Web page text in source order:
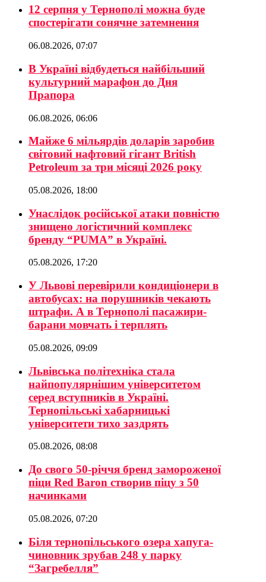
12 серпня у Тернополі можна буде
спостерігати сонячне затемнення
06.08.2026, 07:07
В Україні відбудеться найбільший
культурний марафон до Дня
Прапора
06.08.2026, 06:06
Майже 6 мільярдів доларів заробив
світовий нафтовий гігант British
Petroleum за три місяці 2026 року
05.08.2026, 18:00
Унаслідок російської атаки повністю
знищено логістичний комплекс
бренду “PUMA” в Україні.
05.08.2026, 17:20
У Львові перевірили кондиціонери в
автобусах: на порушників чекають
штрафи. А в Тернополі пасажири-
барани мовчать і терплять
05.08.2026, 09:09
Львівська політехніка стала
найпопулярнішим університетом
серед вступників в Україні.
Тернопільські хабарницькі
університети тихо заздрять
05.08.2026, 08:08
До свого 50-річчя бренд замороженої
піци Red Baron створив піцу з 50
начинками
05.08.2026, 07:20
Біля тернопільського озера хапуга-
чиновник зрубав 248 у парку
“Загребелля”